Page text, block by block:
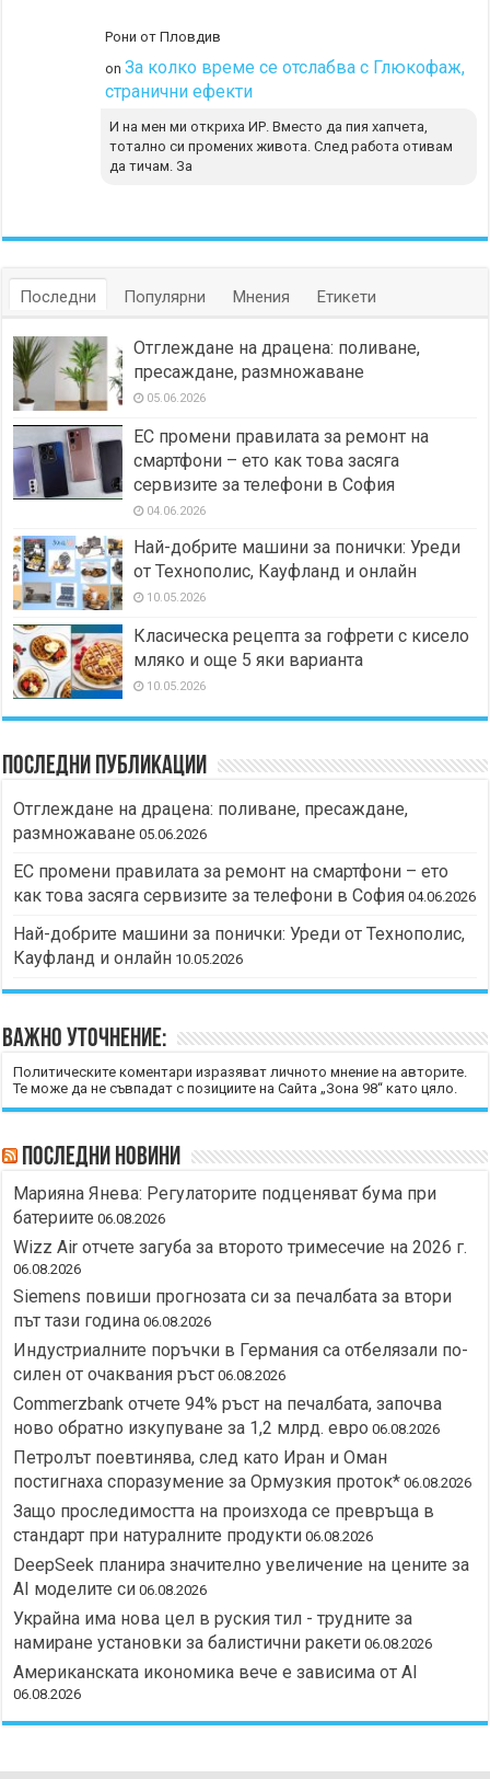
Рони от Пловдив
onЗа колко време се отслабва с Глюкофаж,
странични ефекти
И на мен ми откриха ИР. Вместо да пия хапчета,
тотално си промених живота. След работа отивам
да тичам. За
Последни Популярни Мнения Етикети
Отглеждане на драцена: поливане,
пресаждане, размножаване
05.06.2026
ЕС промени правилата за ремонт на
смартфони – ето как това засяга
сервизите за телефони в София
04.06.2026
Най-добрите машини за понички: Уреди
от Технополис, Кауфланд и онлайн
10.05.2026
Класическа рецепта за гофрети с кисело
мляко и още 5 яки варианта
10.05.2026
Последни публикации
Отглеждане на драцена: поливане, пресаждане,
размножаване 05.06.2026
ЕС промени правилата за ремонт на смартфони – ето
как това засяга сервизите за телефони в София 04.06.2026
Най-добрите машини за понички: Уреди от Технополис,
Кауфланд и онлайн 10.05.2026
Важно уточнение:
Политическите коментари изразяват личното мнение на авторите.
Те може да не съвпадат с позициите на Сайта „Зона 98“ като цяло.
Последни новини
Марияна Янева: Регулаторите подценяват бума при
батериите 06.08.2026
Wizz Air отчете загуба за второто тримесечие на 2026 г.
06.08.2026
Siemens повиши прогнозата си за печалбата за втори
път тази година 06.08.2026
Индустриалните поръчки в Германия са отбелязали по-
силен от очаквания ръст 06.08.2026
Commerzbank отчете 94% ръст на печалбата, започва
ново обратно изкупуване за 1,2 млрд. евро 06.08.2026
Петролът поевтинява, след като Иран и Оман
постигнаха споразумение за Ормузкия проток* 06.08.2026
Защо проследимостта на произхода се превръща в
стандарт при натуралните продукти 06.08.2026
DeepSeek планира значително увеличение на цените за
AI моделите си 06.08.2026
Украйна има нова цел в руския тил - трудните за
намиране установки за балистични ракети 06.08.2026
Американската икономика вече е зависима от АІ
06.08.2026